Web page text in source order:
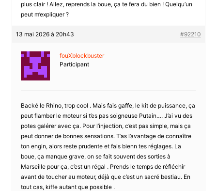
plus clair ! Allez, reprends la boue, ça te fera du bien ! Quelqu’un
peut m’expliquer ?
13 mai 2026 à 20h43 #92210
fouXblockbuster
Participant
Backé le Rhino, trop cool . Mais fais gaffe, le kit de puissance, ça
peut flamber le moteur si t’es pas soigneuse Putain…. J’ai vu des
potes galérer avec ça. Pour l’injection, c’est pas simple, mais ça
peut donner de bonnes sensations. T’as l’avantage de connaître
ton engin, alors reste prudente et fais bienn tes réglages. La
boue, ça manque grave, on se fait souvent des sorties à
Marseille pour ça, c’est un régal . Prends le temps de réfléchir
avant de toucher au moteur, déjà que c’est un sacré bestiau. En
tout cas, kiffe autant que possible .